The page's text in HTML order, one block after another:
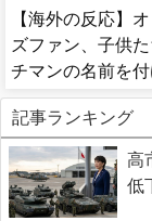
【海外の反応】
ズファン、子供
チマンの名前を
移籍してしまう
記事ランキング
高
低